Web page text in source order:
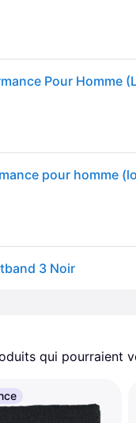
3 Noir
qui pourraient